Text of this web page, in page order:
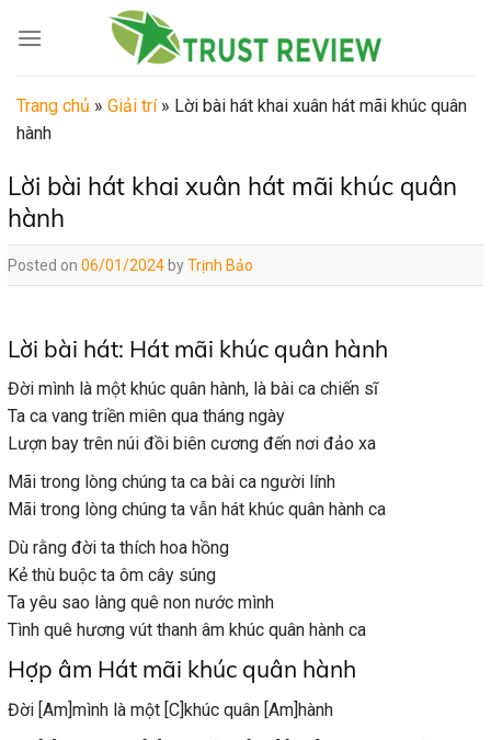
Trang chủ » Giải trí» Lời bài hát khai xuân hát mãi khúc quân
hành
Lời bài hát khai xuân hát mãi khúc quân
hành
Posted on 06/01/2024 byTrịnh Bảo
Lời bài hát: Hát mãi khúc quân hành
Đời mình là một khúc quân hành, là bài ca chiến sĩ
Ta ca vang triền miên qua tháng ngày
Lượn bay trên núi đồi biên cương đến nơi đảo xa
Mãi trong lòng chúng ta ca bài ca người lính
Mãi trong lòng chúng ta vẫn hát khúc quân hành ca
Dù rằng đời ta thích hoa hồng
Kẻ thù buộc ta ôm cây súng
Ta yêu sao làng quê non nước mình
Tình quê hương vút thanh âm khúc quân hành ca
Hợp âm Hát mãi khúc quân hành
Đời [Am]mình là một [C]khúc quân [Am]hành